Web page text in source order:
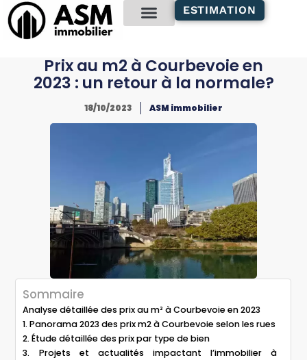
principal
ESTIMATION
Prix au m2 à Courbevoie en
2023 : un retour à la normale?
18/10/2023 ASM immobilier
Sommaire
Analyse détaillée des prix au m² à Courbevoie en 2023
1. Panorama 2023 des prix m2 à Courbevoie selon les rues
2. Étude détaillée des prix par type de bien
3. Projets et actualités impactant l’immobilier à